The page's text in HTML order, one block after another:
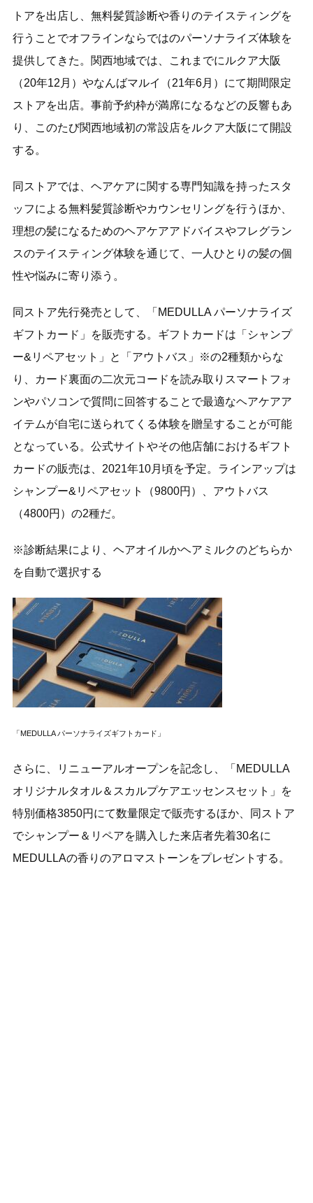
トアを出店し、無料髪質診断や香りのテイスティングを
行うことでオフラインならではのパーソナライズ体験を
提供してきた。関西地域では、これまでにルクア大阪
（20年12月）やなんばマルイ（21年6月）にて期間限定
ストアを出店。事前予約枠が満席になるなどの反響もあ
り、このたび関西地域初の常設店をルクア大阪にて開設
する。
同ストアでは、ヘアケアに関する専門知識を持ったスタ
ッフによる無料髪質診断やカウンセリングを行うほか、
理想の髪になるためのヘアケアアドバイスやフレグラン
スのテイスティング体験を通じて、一人ひとりの髪の個
性や悩みに寄り添う。
同ストア先行発売として、「MEDULLA パーソナライズ
ギフトカード」を販売する。ギフトカードは「シャンプ
ー&リペアセット」と「アウトバス」※の2種類からな
り、カード裏面の二次元コードを読み取りスマートフォ
ンやパソコンで質問に回答することで最適なヘアケアア
イテムが自宅に送られてくる体験を贈呈することが可能
となっている。公式サイトやその他店舗におけるギフト
カードの販売は、2021年10月頃を予定。ラインアップは
シャンプー&リペアセット（9800円）、アウトバス
（4800円）の2種だ。
※診断結果により、ヘアオイルかヘアミルクのどちらか
を自動で選択する
「MEDULLA パーソナライズギフトカード」
さらに、リニューアルオープンを記念し、「MEDULLA
オリジナルタオル＆スカルプケアエッセンスセット」を
特別価格3850円にて数量限定で販売するほか、同ストア
でシャンプー＆リペアを購入した来店者先着30名に
MEDULLAの香りのアロマストーンをプレゼントする。